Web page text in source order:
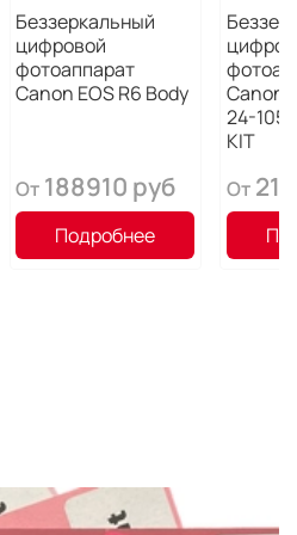
Беззеркальный
цифровой
фотоаппарат
Canon EOS R6 Body
От 188910 руб
Подробнее
Canon
24-105
KIT
От